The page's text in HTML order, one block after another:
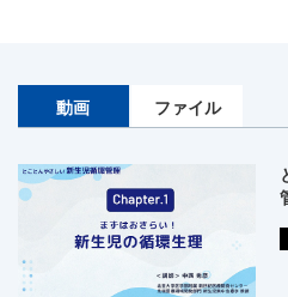
動画 ファイル